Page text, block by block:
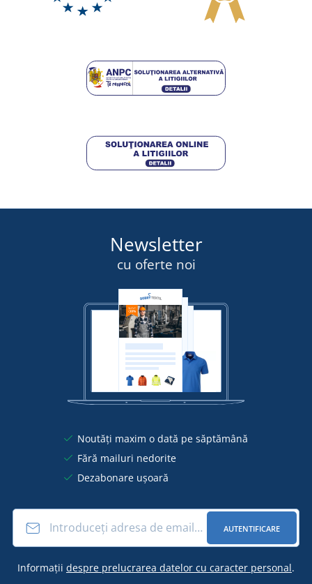
Newsletter
cu oferte noi
Noutăți maxim o dată pe săptămână
Fără mailuri nedorite
Dezabonare ușoară
AUTENTIFICARE
Informații despre prelucrarea datelor cu caracter personal.